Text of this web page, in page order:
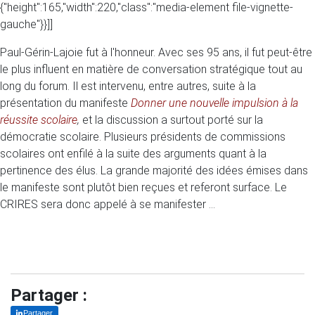
{"height":165,"width":220,"class":"media-element file-vignette-
gauche"}}]]
Paul-Gérin-Lajoie fut à l'honneur. Avec ses 95 ans, il fut peut-être
le plus influent en matière de conversation stratégique tout au
long du forum. Il est intervenu, entre autres, suite à la
présentation du manifeste Donner une nouvelle impulsion à la
réussite scolaire, et la discussion a surtout porté sur la
démocratie scolaire. Plusieurs présidents de commissions
scolaires ont enfilé à la suite des arguments quant à la
pertinence des élus. La grande majorité des idées émises dans
le manifeste sont plutôt bien reçues et referont surface. Le
CRIRES sera donc appelé à se manifester ...
Partager :
Partager